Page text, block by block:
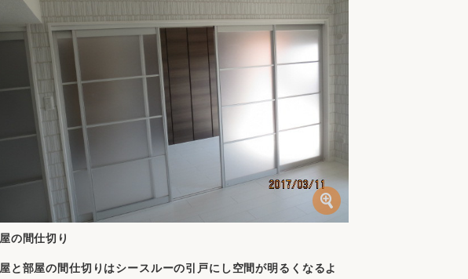
の間仕切り
と部屋の間仕切りはシースルーの引戸にし空間が明るくなるよ